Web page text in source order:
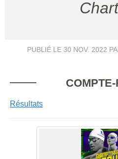
PUBLIÉ LE 30 NOV. 2022
Résultats